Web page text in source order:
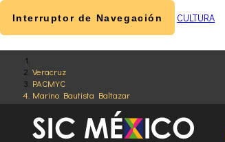
Veracruz
PACMYC
Marino Bautista Baltazar
Interruptor de Navegación CULTURA